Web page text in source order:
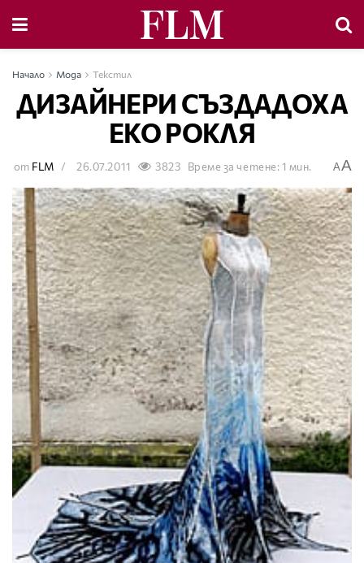
Начало Мода Текстил
ДИЗАЙНЕРИ СЪЗДАДОХА
ЕКО РОКЛЯ
от FLM 26.07.2011 3823 Време за четене: 1 мин. AA